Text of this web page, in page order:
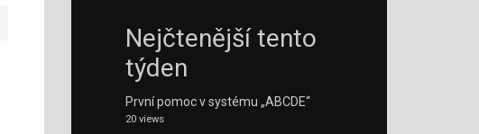
Nejčtenější tento
týden
První pomoc v systému „ABCDE“
20 views